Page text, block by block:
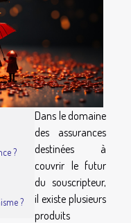
?
?
Dans le domaine
des assurances
destinées à
couvrir le futur
du souscripteur,
il existe plusieurs
produits